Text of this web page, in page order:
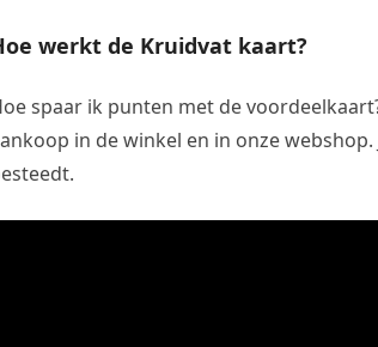
werkt de Kruidvat kaart?
spaar ik punten met de
in de winkel en in onze